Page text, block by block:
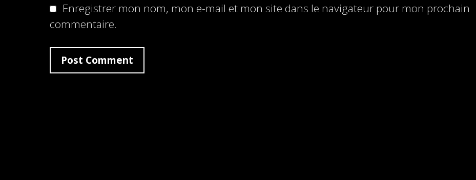
Enregistrer mon nom, mon e-mail et mon site dans le navigateur pour mon prochain
commentaire.